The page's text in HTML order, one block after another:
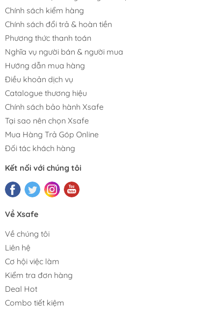
Chính sách kiểm hàng
Chính sách đổi trả & hoàn tiền
Phương thức thanh toán
Nghĩa vụ người bán & người mua
Hướng dẫn mua hàng
Điều khoản dịch vụ
Catalogue thương hiệu
Chính sách bảo hành Xsafe
Tại sao nên chọn Xsafe
Mua Hàng Trả Góp Online
Đối tác khách hàng
Kết nối với chúng tôi
Về Xsafe
Về chúng tôi
Liên hệ
Cơ hội việc làm
Kiểm tra đơn hàng
Deal Hot
Combo tiết kiệm